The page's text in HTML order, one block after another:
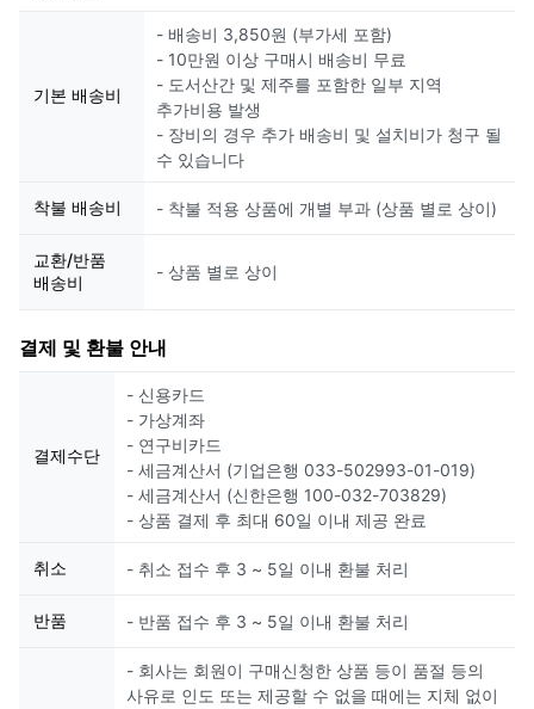
기본 배송비
- 배송비 3,850원 (부가세 포함)
- 10만원 이상 구매시 배송비 무료
- 도서산간 및 제주를 포함한 일부 지역
추가비용 발생
- 장비의 경우 추가 배송비 및 설치비가 청구 될
수 있습니다
착불 배송비 - 착불 적용 상품에 개별 부과 (상품 별로 상이)
교환/반품
배송비
- 상품 별로 상이
결제 및 환불 안내
결제수단
- 신용카드
- 가상계좌
- 연구비카드
- 세금계산서 (기업은행 033-502993-01-019)
- 세금계산서 (신한은행 100-032-703829)
- 상품 결제 후 최대 60일 이내 제공 완료
취소 - 취소 접수 후 3 ~ 5일 이내 환불 처리
반품 - 반품 접수 후 3 ~ 5일 이내 환불 처리
- 회사는 회원이 구매신청한 상품 등이 품절 등의
사유로 인도 또는 제공할 수 없을 때에는 지체 없이